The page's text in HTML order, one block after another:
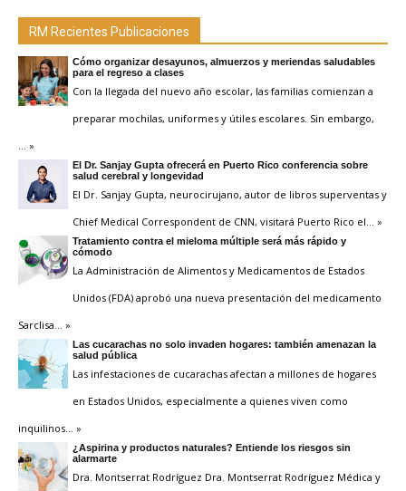
RM Recientes Publicaciones
Cómo organizar desayunos, almuerzos y meriendas saludables
para el regreso a clases
Con la llegada del nuevo año escolar, las familias comienzan a
preparar mochilas, uniformes y útiles escolares. Sin embargo,
… »
El Dr. Sanjay Gupta ofrecerá en Puerto Rico conferencia sobre
salud cerebral y longevidad
El Dr. Sanjay Gupta, neurocirujano, autor de libros superventas y
Chief Medical Correspondent de CNN, visitará Puerto Rico el … »
Tratamiento contra el mieloma múltiple será más rápido y
cómodo
La Administración de Alimentos y Medicamentos de Estados
Unidos (FDA) aprobó una nueva presentación del medicamento
Sarclisa … »
Las cucarachas no solo invaden hogares: también amenazan la
salud pública
Las infestaciones de cucarachas afectan a millones de hogares
en Estados Unidos, especialmente a quienes viven como
inquilinos … »
¿Aspirina y productos naturales? Entiende los riesgos sin
alarmarte
Dra. Montserrat Rodríguez Dra. Montserrat Rodríguez Médica y